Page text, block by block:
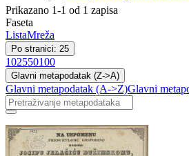
Prikazano 1-1 od 1 zapisa
Faseta
ListaMreža
Po stranici: 25
102550100
Glavni metapodatak (Z->A)
Glavni metapodatak (A->Z)Glavni